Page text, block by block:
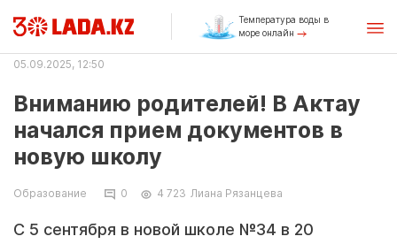
Температура воды в
море онлайн
05.09.2025, 12:50
Вниманию родителей! В Актау
начался прием документов в
новую школу
Образование 0 4 723 Лиана Рязанцева
С 5 сентября в новой школе №34 в 20